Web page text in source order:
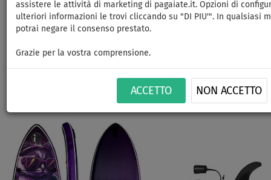
assistere le attività di marketing di pagaiate.it. Opzioni di
ulteriori informazioni le trovi cliccando su "DI PIU'". In qualsiasi
potrai negare il consenso prestato.
Grazie per la vostra comprensione.
ACCETTO NON ACCETTO
SUP iBOARD 11' CAT - SUP
gonfiabile - opzione: set base
Next